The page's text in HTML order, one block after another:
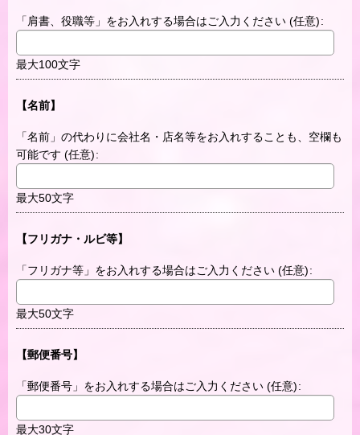
「肩書、役職等」をお入れする場合はご入力ください (任意):
最大100文字
【名前】
「名前」の代わりに会社名・店名等をお入れすることも、空欄も
可能です (任意):
最大50文字
【フリガナ・ルビ等】
「フリガナ等」をお入れする場合はご入力ください (任意):
最大50文字
【郵便番号】
「郵便番号」をお入れする場合はご入力ください (任意):
最大30文字